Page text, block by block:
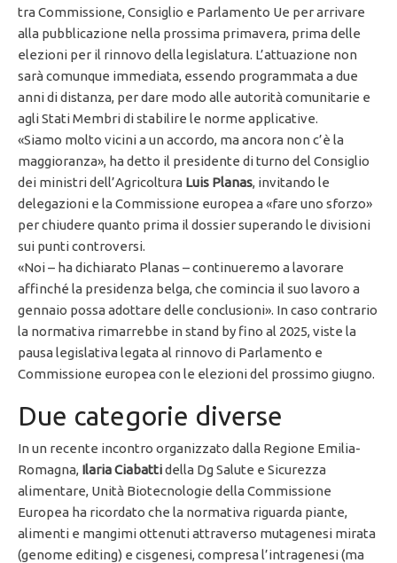
tra Commissione, Consiglio e Parlamento Ue per arrivare
alla pubblicazione nella prossima primavera, prima delle
elezioni per il rinnovo della legislatura. L’attuazione non
sarà comunque immediata, essendo programmata a due
anni di distanza, per dare modo alle autorità comunitarie e
agli Stati Membri di stabilire le norme applicative.
«Siamo molto vicini a un accordo, ma ancora non c’è la
maggioranza», ha detto il presidente di turno del Consiglio
dei ministri dell’Agricoltura Luis Planas, invitando le
delegazioni e la Commissione europea a «fare uno sforzo»
per chiudere quanto prima il dossier superando le divisioni
sui punti controversi.
«Noi – ha dichiarato Planas – continueremo a lavorare
affinché la presidenza belga, che comincia il suo lavoro a
gennaio possa adottare delle conclusioni». In caso contrario
la normativa rimarrebbe in stand by fino al 2025, viste la
pausa legislativa legata al rinnovo di Parlamento e
Commissione europea con le elezioni del prossimo giugno.
Due categorie diverse
In un recente incontro organizzato dalla Regione Emilia-
Romagna, Ilaria Ciabattidella Dg Salute e Sicurezza
alimentare, Unità Biotecnologie della Commissione
Europea ha ricordato che la normativa riguarda piante,
alimenti e mangimi ottenuti attraverso mutagenesi mirata
(genome editing) e cisgenesi, compresa l’intragenesi (ma